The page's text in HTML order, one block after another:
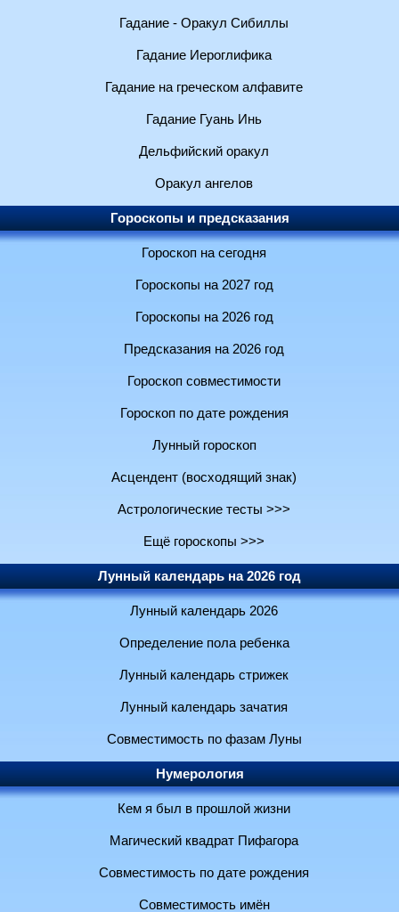
Гадание - Оракул Сибиллы
Гадание Иероглифика
Гадание на греческом алфавите
Гадание Гуань Инь
Дельфийский оракул
Оракул ангелов
Гороскопы и предсказания
Гороскоп на сегодня
Гороскопы на 2027 год
Гороскопы на 2026 год
Предсказания на 2026 год
Гороскоп совместимости
Гороскоп по дате рождения
Лунный гороскоп
Асцендент (восходящий знак)
Астрологические тесты >>>
Ещё гороскопы >>>
Лунный календарь на 2026 год
Лунный календарь 2026
Определение пола ребенка
Лунный календарь стрижек
Лунный календарь зачатия
Совместимость по фазам Луны
Нумерология
Кем я был в прошлой жизни
Магический квадрат Пифагора
Совместимость по дате рождения
Совместимость имён